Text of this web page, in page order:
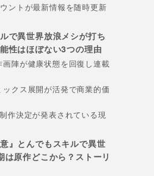
ントが最新情報を随時更新
で異世界放浪メシが打ち
性はほぼない3つの理由
画陣が健康状態を回復し連載
ックス展開が活発で商業的価
作決定が発表されている現
』とんでもスキルで異世
は原作どこから？ストーリ